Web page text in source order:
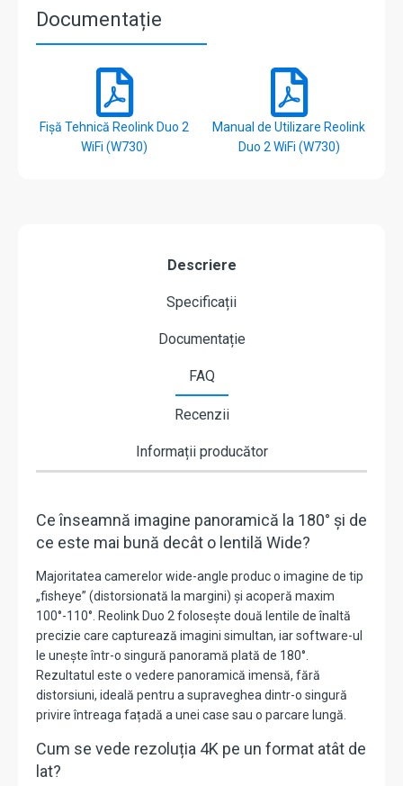
Documentație
Fișă Tehnică Reolink Duo 2
WiFi (W730)
Manual de Utilizare Reolink
Duo 2 WiFi (W730)
Descriere
Specificații
Documentație
FAQ
Recenzii
Informații producător
Ce înseamnă imagine panoramică la 180° și de
ce este mai bună decât o lentilă Wide?
Majoritatea camerelor wide-angle produc o imagine de tip
„fisheye” (distorsionată la margini) și acoperă maxim
100°-110°. Reolink Duo 2 folosește două lentile de înaltă
precizie care capturează imagini simultan, iar software-ul
le unește într-o singură panoramă plată de 180°.
Rezultatul este o vedere panoramică imensă, fără
distorsiuni, ideală pentru a supraveghea dintr-o singură
privire întreaga fațadă a unei case sau o parcare lungă.
Cum se vede rezoluția 4K pe un format atât de
lat?